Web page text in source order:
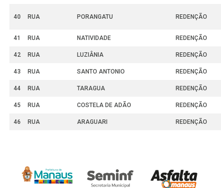
40 RUA PORANGATU REDENÇÃO
41 RUA NATIVIDADE REDENÇÃO
42 RUA LUZIÂNIA REDENÇÃO
43 RUA SANTO ANTONIO REDENÇÃO
44 RUA TARAGUA REDENÇÃO
45 RUA COSTELA DE ADÃO REDENÇÃO
46 RUA ARAGUARI REDENÇÃO